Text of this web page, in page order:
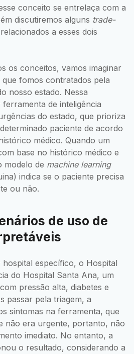
conceito se entrelaça com a
discutiremos alguns trade-
a esses dois
os conceitos, vamos imaginar
fomos contratados pela
nosso estado. Nessa
de inteligência
do estado, que prioriza
paciente de acordo
médico. Quando um
base no histórico médico e
modelo de machine learning
indica se o paciente precisa
ou não.
de uso de
específico, o Hospital
do Hospital Santa Ana, um
pressão alta, diabetes e
passar pela triagem, a
sintomas na ferramenta, que
não era urgente, portanto, não
imediato. No entanto, a
o resultado, considerando a